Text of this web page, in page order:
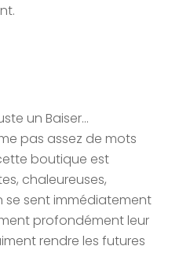
un Baiser…
pas assez de mots
boutique est
chaleureuses,
se sent immédiatement
profondément leur
rendre les futures